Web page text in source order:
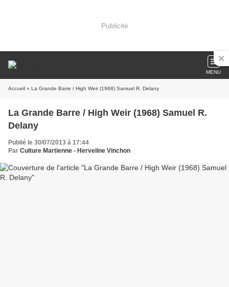
Publicité
MENU
Accueil » La Grande Barre / High Weir (1968) Samuel R. Delany
La Grande Barre / High Weir (1968) Samuel R.
Delany
Publié le 30/07/2013 à 17:44
Par Culture Martienne - Herveline Vinchon